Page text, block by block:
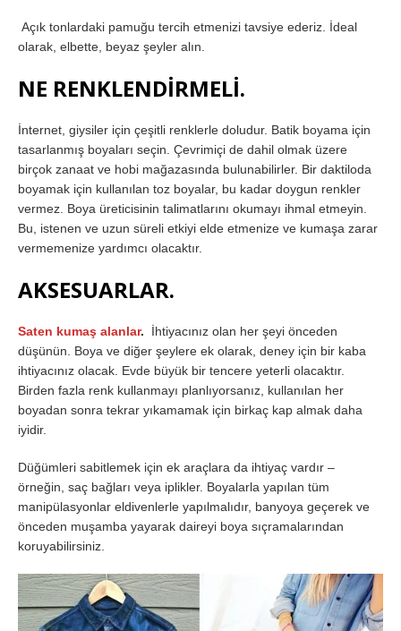
Açık tonlardaki pamuğu tercih etmenizi tavsiye ederiz. İdeal
olarak, elbette, beyaz şeyler alın.
NE RENKLENDİRMELİ.
İnternet, giysiler için çeşitli renklerle doludur. Batik boyama için
tasarlanmış boyaları seçin. Çevrimiçi de dahil olmak üzere
birçok zanaat ve hobi mağazasında bulunabilirler. Bir daktiloda
boyamak için kullanılan toz boyalar, bu kadar doygun renkler
vermez. Boya üreticisinin talimatlarını okumayı ihmal etmeyin.
Bu, istenen ve uzun süreli etkiyi elde etmenize ve kumaşa zarar
vermemenize yardımcı olacaktır.
AKSESUARLAR.
Saten kumaş alanlar. İhtiyacınız olan her şeyi önceden
düşünün. Boya ve diğer şeylere ek olarak, deney için bir kaba
ihtiyacınız olacak. Evde büyük bir tencere yeterli olacaktır.
Birden fazla renk kullanmayı planlıyorsanız, kullanılan her
boyadan sonra tekrar yıkamamak için birkaç kap almak daha
iyidir.
Düğümleri sabitlemek için ek araçlara da ihtiyaç vardır –
örneğin, saç bağları veya iplikler. Boyalarla yapılan tüm
manipülasyonlar eldivenlerle yapılmalıdır, banyoya geçerek ve
önceden muşamba yayarak daireyi boya sıçramalarından
koruyabilirsiniz.